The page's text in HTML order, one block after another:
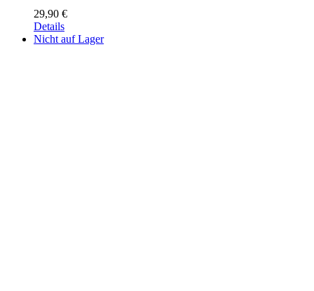
29,90 €
Details
Nicht auf Lager